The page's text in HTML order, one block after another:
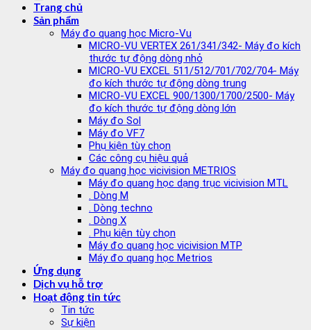
Trang chủ
Sản phẩm
Máy đo quang học Micro-Vu
MICRO-VU VERTEX 261/341/342- Máy đo kích
thước tự động dòng nhỏ
MICRO-VU EXCEL 511/512/701/702/704- Máy
đo kích thước tự động dòng trung
MICRO-VU EXCEL 900/1300/1700/2500- Máy
đo kích thước tự động dòng lớn
Máy đo Sol
Máy đo VF7
Phụ kiện tùy chọn
Các công cụ hiệu quả
Máy đo quang học vicivision METRIOS
Máy đo quang học dạng trục vicivision MTL
. Dòng M
. Dòng techno
. Dòng X
. Phụ kiện tùy chọn
Máy đo quang học vicivision MTP
Máy đo quang học Metrios
Ứng dụng
Dịch vụ hỗ trợ
Hoạt động tin tức
Tin tức
Sự kiện